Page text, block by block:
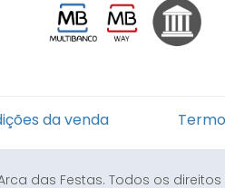
da venda
das Festas. Todos os